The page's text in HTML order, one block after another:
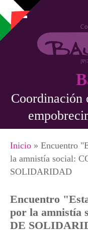
Pasar al contenido
Coordinación
Se
Inicio » Encuentro
la amnistía social:
SOLIDARIDAD
Encuentro
por la amnistía
DE